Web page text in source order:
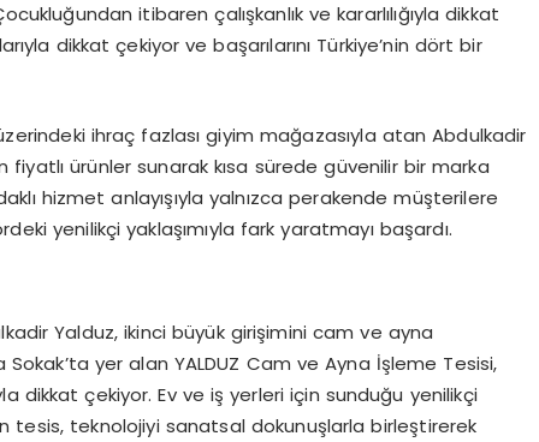
itibaren çalışkanlık ve kararlılığıyla dikkat
dikkat çekiyor ve başarılarını Türkiye’nin dört bir
ihraç fazlası giyim mağazasıyla atan Abdulkadir
ürünler sunarak kısa sürede güvenilir bir marka
hizmet anlayışıyla yalnızca perakende müşterilere
yenilikçi yaklaşımıyla fark yaratmayı başardı.
Yalduz, ikinci büyük girişimini cam ve ayna
yer alan YALDUZ Cam ve Ayna İşleme Tesisi,
dikkat çekiyor. Ev ve iş yerleri için sunduğu yenilikçi
tesis, teknolojiyi sanatsal dokunuşlarla birleştirerek